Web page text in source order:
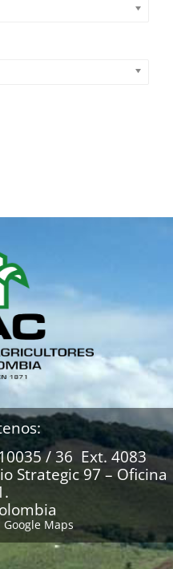
/ 36 Ext. 4083
Strategic 97 – Oficina
Maps